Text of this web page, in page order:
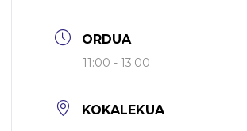
ORDUA
11:00 - 13:00
KOKALEKUA